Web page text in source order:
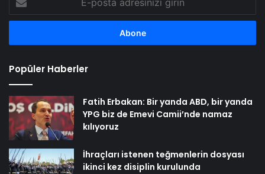
posta
adresinizi
Popüler Haberler
Fatih Erbakan: Bir yanda ABD, bir yanda
YPG biz de Emevi Camii’nde namaz
kılıyoruz
İhraçları istenen teğmenlerin dosyası
ikinci kez disiplin kurulunda